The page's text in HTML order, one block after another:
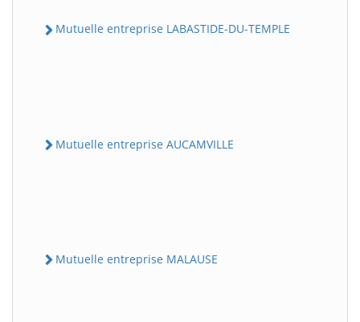
Mutuelle entreprise LABASTIDE-DU-TEMPLE
Mutuelle entreprise AUCAMVILLE
Mutuelle entreprise MALAUSE